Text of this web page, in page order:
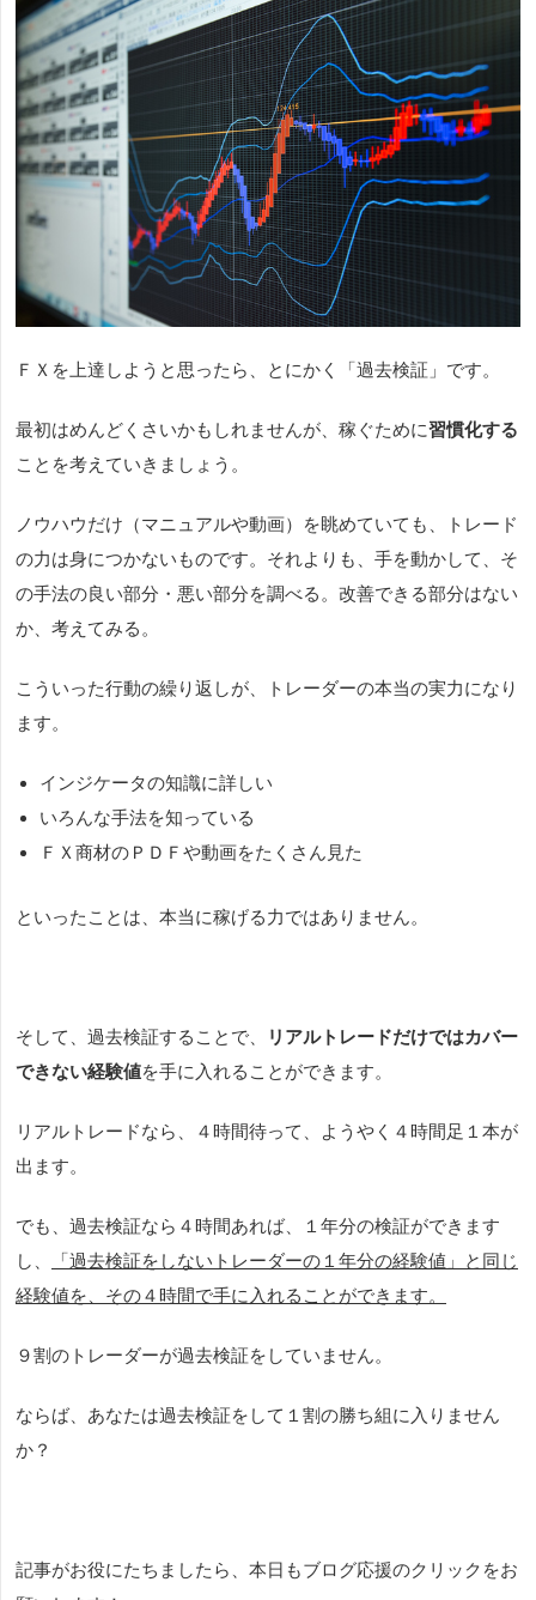
ＦＸを上達しようと思ったら、とにかく「過去検証」です。
最初はめんどくさいかもしれませんが、稼ぐために習慣化する
ことを考えていきましょう。
ノウハウだけ（マニュアルや動画）を眺めていても、トレード
の力は身につかないものです。それよりも、手を動かして、そ
の手法の良い部分・悪い部分を調べる。改善できる部分はない
か、考えてみる。
こういった行動の繰り返しが、トレーダーの本当の実力になり
ます。
インジケータの知識に詳しい
いろんな手法を知っている
ＦＸ商材のＰＤＦや動画をたくさん見た
といったことは、本当に稼げる力ではありません。
そして、過去検証することで、
リアルトレードだけではカバー
できない経験値を手に入れることができます。
リアルトレードなら、４時間待って、ようやく４時間足１本が
出ます。
でも、過去検証なら４時間あれば、１年分の検証ができます
し、
「過去検証をしないトレーダーの１年分の経験値」と同じ
経験値を、その４時間で手に入れることができます。
９割のトレーダーが過去検証をしていません。
ならば、あなたは過去検証をして１割の勝ち組に入りません
か？
記事がお役にたちましたら、本日もブログ応援のクリックをお